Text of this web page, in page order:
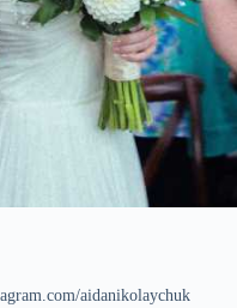
aidanikolaychuk